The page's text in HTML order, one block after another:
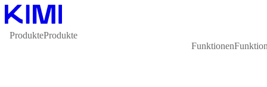
ProdukteProdukte
Funktionen